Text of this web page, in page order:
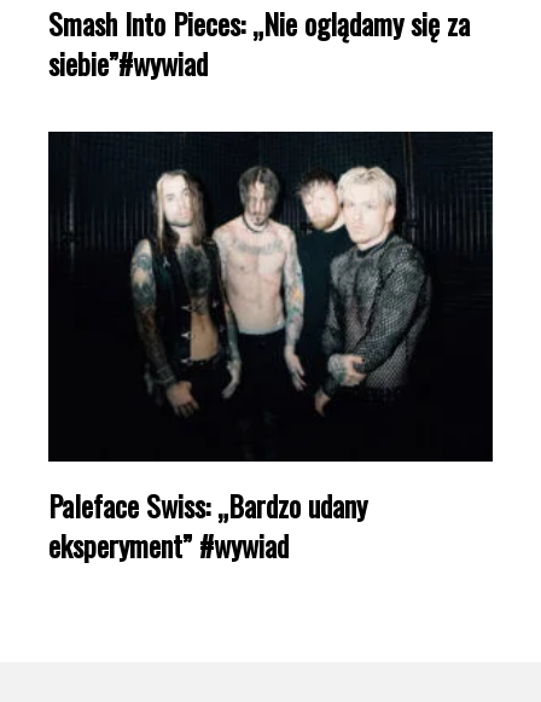
Smash Into Pieces: „Nie oglądamy się za
siebie”#wywiad
Paleface Swiss: „Bardzo udany
eksperyment” #wywiad